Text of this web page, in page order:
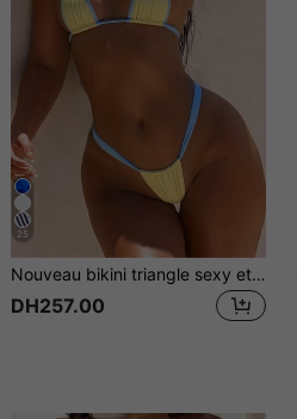
25
Nouveau bikini triangle sexy et élégant à col ras-du-cou en couleur unie. Bikini à la mode pour femmes pour les vacances à la plage en été
DH257.00